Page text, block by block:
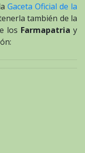
Gaceta Oficial de la
también de la
los Farmapatria y